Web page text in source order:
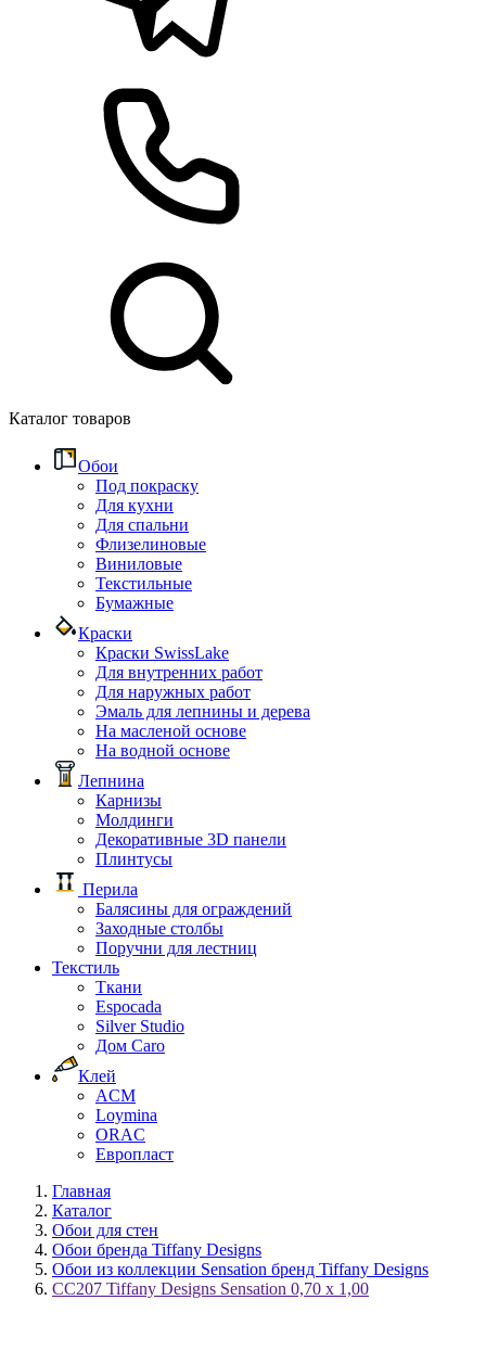
Каталог товаров
Обои
Под покраску
Для кухни
Для спальни
Флизелиновые
Виниловые
Текстильные
Бумажные
Краски
Краски SwissLake
Для внутренних работ
Для наружных работ
Эмаль для лепнины и дерева
На масленой основе
На водной основе
Лепнина
Карнизы
Молдинги
Декоративные 3D панели
Плинтусы
Перила
Балясины для ограждений
Заходные столбы
Поручни для лестниц
Текстиль
Ткани
Espocada
Silver Studio
Дом Caro
Клей
ACM
Loymina
ORAC
Европласт
Главная
Каталог
Обои для стен
Обои бренда Tiffany Designs
Обои из коллекции Sensation бренд Tiffany Designs
CC207 Tiffany Designs Sensation 0,70 x 1,00